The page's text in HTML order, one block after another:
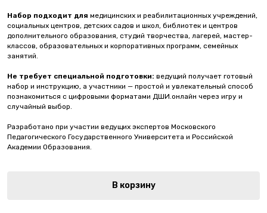
Набор подходит для медицинских и реабилитационных учреждений,
социальных центров, детских садов и школ, библиотек и центров
дополнительного образования, студий творчества, лагерей, мастер-
классов, образовательных и корпоративных программ, семейных
занятий.
Не требует специальной подготовки: ведущий получает готовый
набор и инструкцию, а участники — простой и увлекательный способ
познакомиться с цифровыми форматами ДШИ.онлайн через игру и
случайный выбор.
Разработано при участии ведущих экспертов Московского
Педагогического Государственного Университета и Российской
Академии Образования.
В корзину